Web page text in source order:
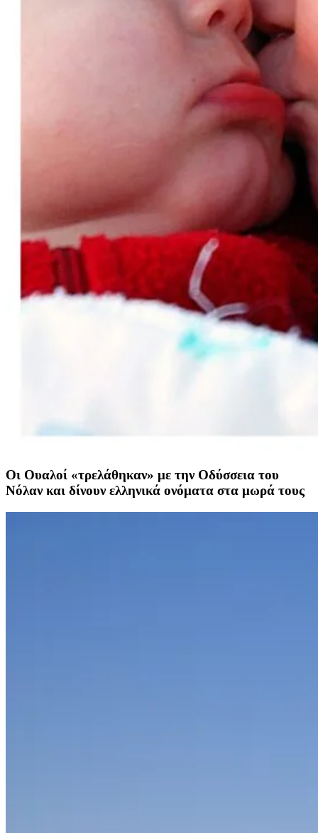
Οι Ουαλοί «τρελάθηκαν» με την Οδύσσεια του
Νόλαν και δίνουν ελληνικά ονόματα στα μωρά τους